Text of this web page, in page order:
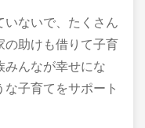
いないで、たくさん
の助けも借りて子育
みんなが幸せにな
子育てをサポート